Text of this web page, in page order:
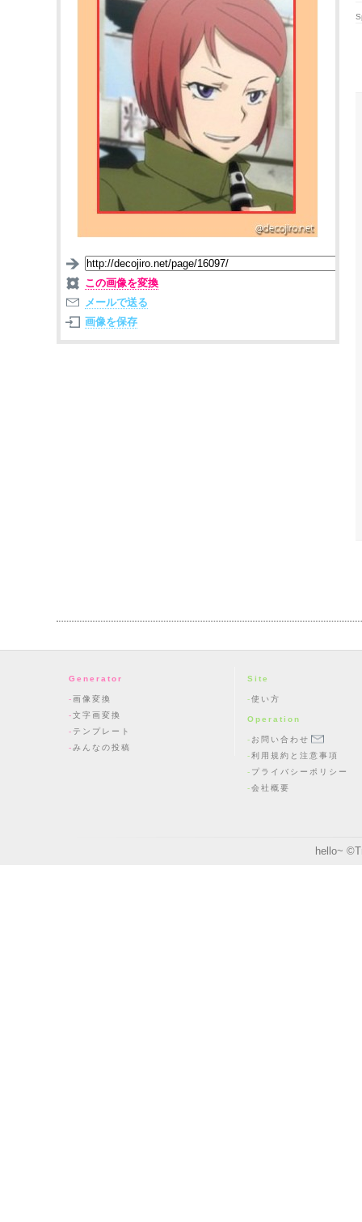
この画像を変換
メールで送る
画像を保存
Generator
画像変換
文字画変換
テンプレート
みんなの投稿
Site
使い方
Operation
お問い合わせ
利用規約と注意事項
プライバシーポリシー
会社概要
hello~ ©